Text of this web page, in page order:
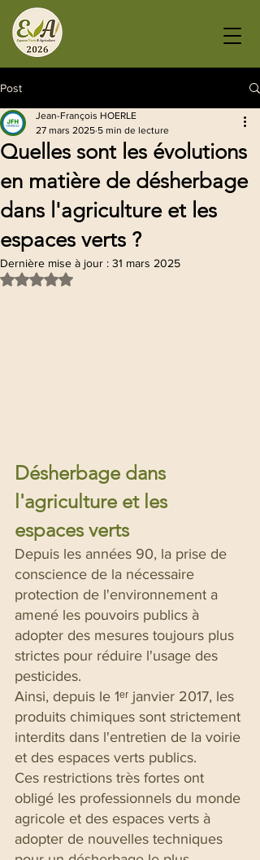
Post
Quelles sont les évolutions
en matière de désherbage
dans l'agriculture et les
espaces verts ?
Jean-François HOERLE
27 mars 2025 5 min de lecture
Dernière mise à jour : 31 mars 2025
Noté NaN étoiles sur 5.
Désherbage dans
l'agriculture et les
espaces verts
Depuis les années 90, la prise de
conscience de la nécessaire
protection de l'environnement a
amené les pouvoirs publics à
adopter des mesures toujours plus
strictes pour réduire l'usage des
pesticides.
Ainsi, depuis le 1ᵉʳ janvier 2017, les
produits chimiques sont strictement
interdits dans l'entretien de la voirie
et des espaces verts publics.
Ces restrictions très fortes ont
obligé les professionnels du monde
agricole et des espaces verts à
adopter de nouvelles techniques